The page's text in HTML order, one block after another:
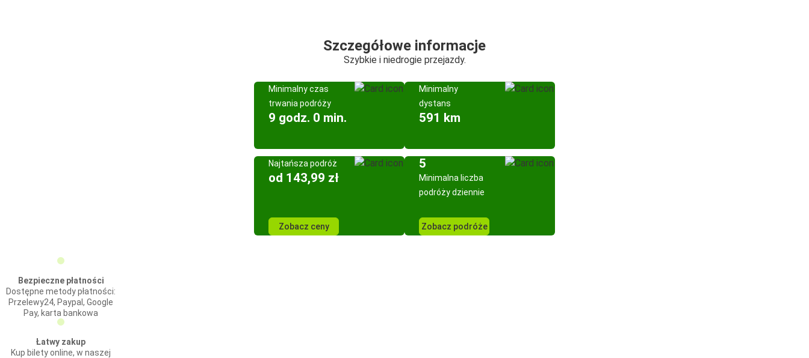
Szczegółowe informacje
Szybkie i niedrogie przejazdy.
Minimalny czas
trwania podróży
9 godz. 0 min.
Minimalny
dystans
591 km
Najtańsza podróż
od 143,99 zł
Zobacz ceny
5
Minimalna liczba
podróży dziennie
Zobacz podróże
Bezpieczne płatności
Dostępne metody płatności:
Przelewy24, Paypal, Google
Pay, karta bankowa
Łatwy zakup
Kup bilety online, w naszej